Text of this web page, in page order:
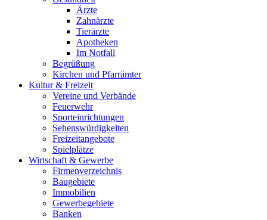
Ärzte
Zahnärzte
Tierärzte
Apotheken
Im Notfall
Begrüßung
Kirchen und Pfarrämter
Kultur & Freizeit
Vereine und Verbände
Feuerwehr
Sporteinrichtungen
Sehenswürdigkeiten
Freizeitangebote
Spielplätze
Wirtschaft & Gewerbe
Firmenverzeichnis
Baugebiete
Immobilien
Gewerbegebiete
Banken